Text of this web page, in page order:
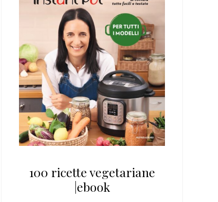
100 ricette vegetariane
|ebook